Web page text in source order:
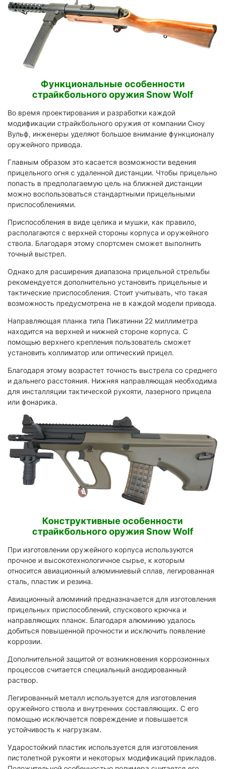
Функциональные особенности
страйкбольного оружия Snow Wolf
Во время проектирования и разработки каждой
модификации страйкбольного оружия от компании Сноу
Вульф, инженеры уделяют большое внимание функционалу
оружейного привода.
Главным образом это касается возможности ведения
прицельного огня с удаленной дистанции. Чтобы прицельно
попасть в предполагаемую цель на ближней дистанции
можно воспользоваться стандартными прицельными
приспособлениями.
Приспособления в виде целика и мушки, как правило,
располагаются с верхней стороны корпуса и оружейного
ствола. Благодаря этому спортсмен сможет выполнить
точный выстрел.
Однако для расширения диапазона прицельной стрельбы
рекомендуется дополнительно установить прицельные и
тактические приспособления. Стоит учитывать, что такая
возможность предусмотрена не в каждой модели привода.
Направляющая планка типа Пикатинни 22 миллиметра
находится на верхней и нижней стороне корпуса. С
помощью верхнего крепления пользователь сможет
установить коллиматор или оптический прицел.
Благодаря этому возрастет точность выстрела со среднего
и дальнего расстояния. Нижняя направляющая необходима
для инсталляции тактической рукояти, лазерного прицела
или фонарика.
Конструктивные особенности
страйкбольного оружия Snow Wolf
При изготовлении оружейного корпуса используются
прочное и высокотехнологичное сырье, к которым
относится авиационный алюминиевый сплав, легированная
сталь, пластик и резина.
Авиационный алюминий предназначается для изготовления
прицельных приспособлений, спускового крючка и
направляющих планок. Благодаря алюминию удалось
добиться повышенной прочности и исключить появление
коррозии.
Дополнительной защитой от возникновения коррозионных
процессов считается специальный анодированный
раствор.
Легированный металл используется для изготовления
оружейного ствола и внутренних составляющих. С его
помощью исключается повреждение и повышается
устойчивость к нагрузкам.
Ударостойкий пластик используется для изготовления
пистолетной рукояти и некоторых модификаций прикладов.